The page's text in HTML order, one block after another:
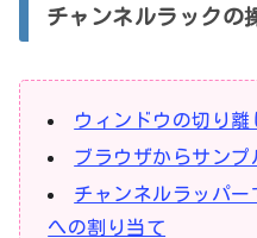
チャンネルラックの
ウィンドウの切り離
ブラウザからサン
チャンネルラッパ
への割り当て